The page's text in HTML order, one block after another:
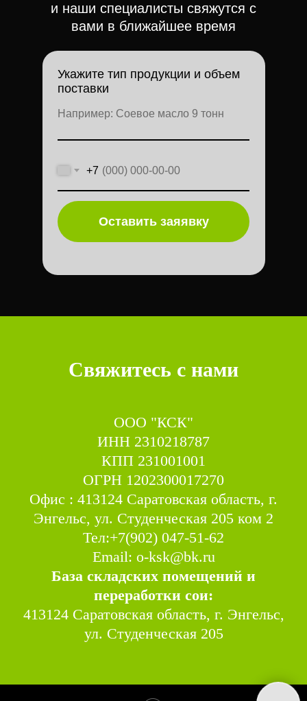
и наши специалисты свяжутся с
вами в ближайшее время
Укажите тип продукции и объем
поставки
+7
Оставить заяявку
Свяжитесь с нами
ООО "КСК"
ИНН 2310218787
КПП 231001001
ОГРН 1202300017270
Офис : 413124 Саратовская область, г.
Энгельс, ул. Студенческая 205 ком 2
Тел:+7(902) 047-51-62
Email: o-ksk@bk.ru
База складских помещений и
переработки сои:
413124 Саратовская область, г. Энгельс,
ул. Студенческая 205